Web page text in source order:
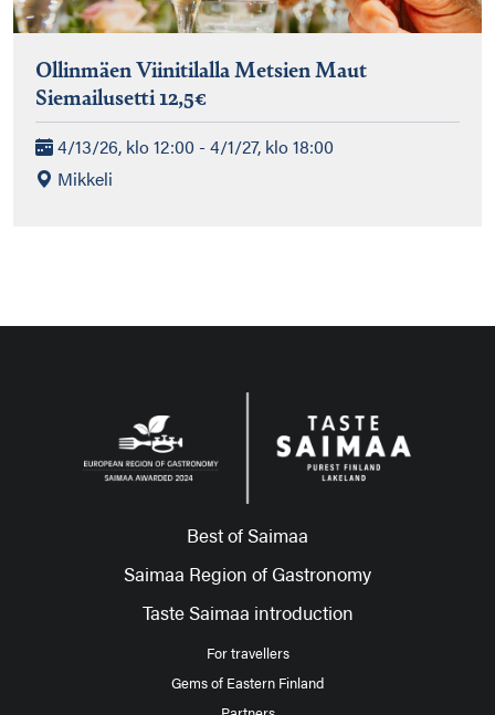
Ollinmäen Viinitilalla Metsien Maut
Siemailusetti 12,5€
4/13/26, klo 12:00 - 4/1/27, klo 18:00
Mikkeli
Best of Saimaa
Saimaa Region of Gastronomy
Taste Saimaa introduction
For travellers
Gems of Eastern Finland